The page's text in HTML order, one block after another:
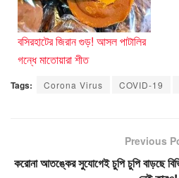
বসিরহাটের জিরান গুড়! আসল পাটালির
গন্ধে মাতোয়ারা শীত
Tags: Corona Virus COVID-19
Previous
করোনা আতঙ্কের সুযোগেই চুপি চুপি বাড়ছে